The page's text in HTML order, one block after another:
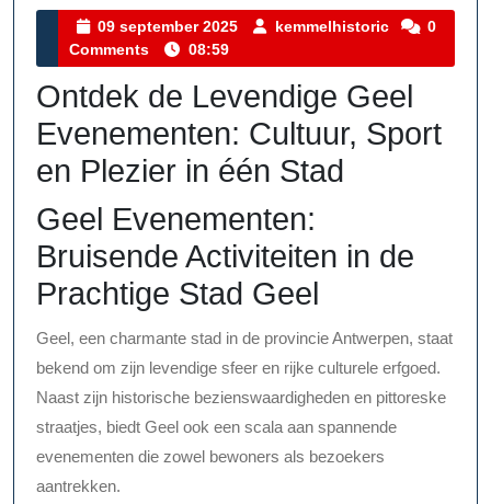
Category
09 september 2025
09
2025
kemmelhistoric
0
Comments
08:59
Ontdek de Levendige Geel
Evenementen: Cultuur, Sport
en Plezier in één Stad
Geel Evenementen:
Bruisende Activiteiten in de
Prachtige Stad Geel
Geel, een charmante stad in de provincie Antwerpen, staat
bekend om zijn levendige sfeer en rijke culturele erfgoed.
Naast zijn historische bezienswaardigheden en pittoreske
straatjes, biedt Geel ook een scala aan spannende
evenementen die zowel bewoners als bezoekers
aantrekken.